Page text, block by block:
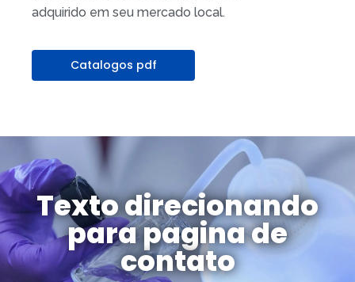
adquirido em seu mercado local.
Catalogos pdf
Texto direcionando
para pagina de
contato